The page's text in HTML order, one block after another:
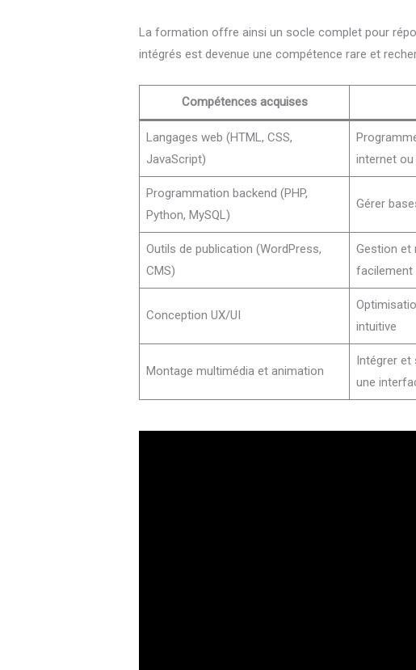
La formation offre ainsi un socle complet pour
intégrés est devenue une compétence rare et
Compétences acquises
Langages web (HTML, CSS,
JavaScript)
internet ou
Programmation backend (PHP,
Python, MySQL)
Gérer
Outils de publication (WordPress,
CMS)
Gestion et
facilement
Conception UX/UI
intuitive
Montage multimédia et animation
Intégrer et
une